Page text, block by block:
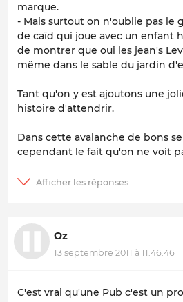
marque.
- Mais surtout on n'oublie pas le
de caïd qui joue avec un enfant
de montrer que oui les jean's
même dans le sable du jardin
Tant qu'on y est ajoutons une
histoire d'attendrir.
Dans cette avalanche de bons
cependant le fait qu'on ne voit
Oz
13 septembre 2011 à 11:46:46
C'est vrai qu'une Pub c'est un